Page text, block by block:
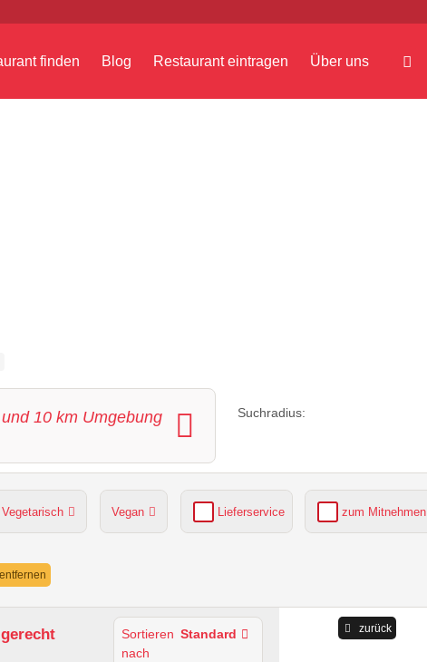
finden Blog Restaurant eintragen Über uns
und 10 km Umgebung Suchradius:
Vegetarisch Vegan Lieferservice zum Mitnehmen
grüner Gastgarten
Sortieren
nach
Standard zurück